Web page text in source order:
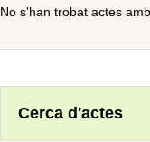
No s'han trobat actes
Cerca d'actes